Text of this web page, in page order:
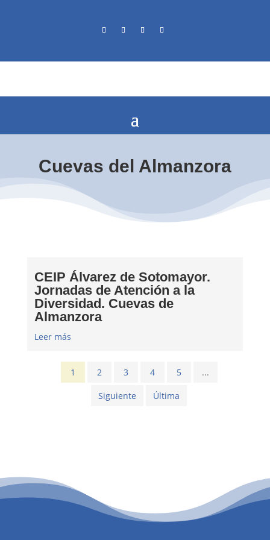
Cuevas del Almanzora
CEIP Álvarez de Sotomayor.
Jornadas de Atención a la
Diversidad. Cuevas de
Almanzora
Leer más
1 2 3 4 5 ...
Siguiente Última
PATROCINIO CULTURAL